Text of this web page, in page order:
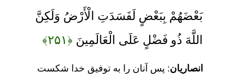
بَعْضَهُمْ بِبَعْضٍ لَفَسَدَتِ الْأَرْضُ وَلَكِنَّ
اللَّهَ ذُو فَضْلٍ عَلَى الْعَالَمِينَ ﴿۲۵۱﴾
انصاریان: پس آنان را به توفیق خدا شکست